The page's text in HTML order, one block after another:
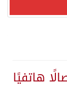
صدور بيان مشترك لقمة مكة المكرمة للدفاع المشترك بين المملكة العربية السعودية والجمهورية التركية وجمهورية باكستان الإسلامية.
هاتفيًا